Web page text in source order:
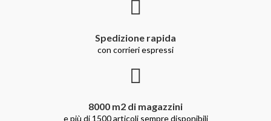
Spedizione rapida
con corrieri espressi
8000 m2 di magazzini
e più di 1500 articoli sempre disponibili